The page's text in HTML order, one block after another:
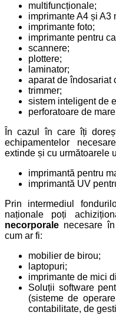
multifuncționale;
imprimante A4 și A3
imprimante foto;
imprimante pentru
scannere;
plottere;
laminator;
aparat de îndosariat
trimmer;
sistem inteligent de
perforatoare de
În cazul în care îți
echipamentelor
extinde și cu următoarele
imprimantă pentru
imprimantă UV
Prin intermediul
naționale poți
necorporale necesare
cum ar fi:
mobilier de birou;
laptopuri;
imprimante de mici
Soluții software
(sisteme de
contabilitate, de